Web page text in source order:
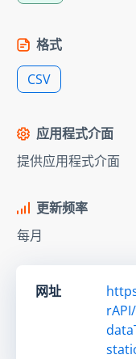
格式
CSV
应用程式介面
提供应用程式介面
更新频率
每月
网址